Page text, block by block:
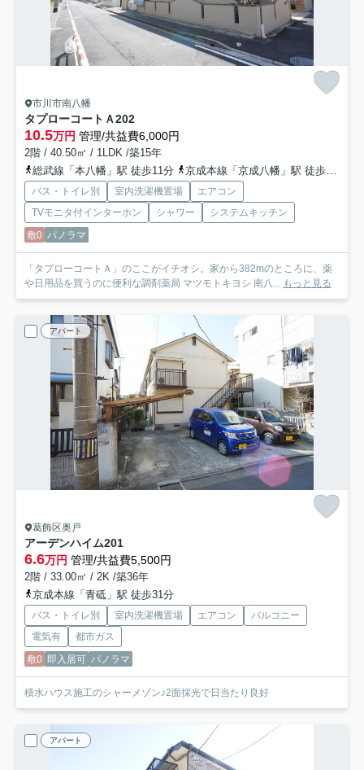
市川市南八幡
タプローコートＡ202
10.5万円 管理/共益費6,000円
2階 / 40.50㎡ / 1LDK /築15年
総武線「本八幡」駅 徒歩11分
京成本線「京成八幡」駅 徒歩13分
バス・トイレ別 室内洗濯機置場
エアコン
TVモニタ付インターホン
シャワー
システムキッチン
敷0 パノラマ
「タプローコートＡ」のここがイチオシ。家から382mのところに、薬
や日用品を買うのに便利な調剤薬局 マツモトキヨシ 南八...
もっと見る
アパート
葛飾区奥戸
アーデンハイム201
6.6万円 管理/共益費5,500円
2階 / 33.00㎡ / 2K /築36年
京成本線「青砥」駅 徒歩31分
バス・トイレ別 室内洗濯機置場 エアコン
バルコニー
電気有
都市ガス
敷0 即入居可 パノラマ
積水ハウス施工のシャーメゾン♪2面採光で日当たり良好
アパート